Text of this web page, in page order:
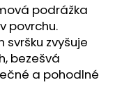
podrážka
povrchu.
zvyšuje
bezešvá
a pohodlné